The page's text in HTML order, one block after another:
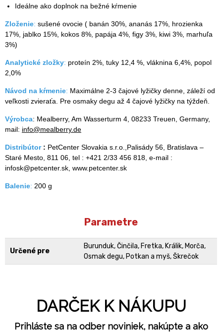
Ideálne ako doplnok na bežné kŕmenie
Zloženie: sušené ovocie ( banán 30%, ananás 17%, hrozienka
17%, jablko 15%, kokos 8%, papája 4%, figy 3%, kiwi 3%, marhuľa
3%)
Analytické zložky: proteín 2%, tuky 12,4 %, vláknina 6,4%, popol
2,0%
Návod na kŕmenie: Maximálne 2-3 čajové lyžičky denne, záleží od
veľkosti zvieraťa. Pre osmaky degu až 4 čajové lyžičky na týždeň.
Výrobca: Mealberry, Am Wasserturm 4, 08233 Treuen, Germany,
mail: info@mealberry.de
Distribútor : PetCenter Slovakia s.r.o.,Palisády 56, Bratislava –
Staré Mesto, 811 06, tel : +421 2/33 456 818, e-mail :
infosk@petcenter.sk, www.petcenter.sk
Balenie: 200 g
Parametre
Určené pre
Burunduk, Činčila, Fretka, Králik, Morča,
Osmak degu, Potkan a myš, Škrečok
DARČEK K NÁKUPU
Prihláste sa na odber noviniek, nakúpte a ako